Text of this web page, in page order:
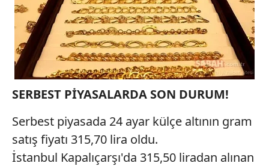
SERBEST PİYASALARDA SON DURUM!
Serbest piyasada 24 ayar külçe altının gram
satış fiyatı 315,70 lira oldu.
İstanbul Kapalıçarşı'da 315,50 liradan alınan